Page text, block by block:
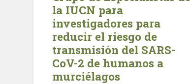
la IUCN para
investigadores para
reducir el riesgo de
transmisión del SARS-
CoV-2 de humanos a
murciélagos